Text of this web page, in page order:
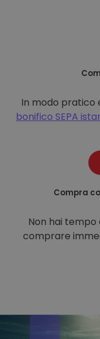
In modo pratico
bonifico SEPA
Compra
Non hai tempo
comprare